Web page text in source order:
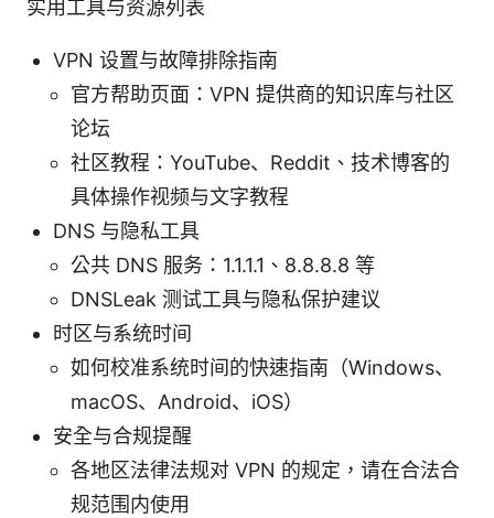
实用工具与资源列表
VPN 设置与故障排除指南
官方帮助页面：VPN 提供商的知识库与社区
论坛
社区教程：YouTube、Reddit、技术博客的
具体操作视频与文字教程
DNS 与隐私工具
公共 DNS 服务：1.1.1.1、8.8.8.8 等
DNSLeak 测试工具与隐私保护建议
时区与系统时间
如何校准系统时间的快速指南（Windows、
macOS、Android、iOS）
安全与合规提醒
各地区法律法规对 VPN 的规定，请在合法合
规范围内使用